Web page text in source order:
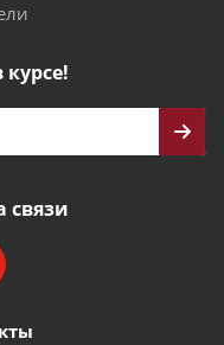
курсе!
связи